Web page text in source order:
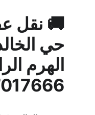
🚚 نقل
حي
الهرم